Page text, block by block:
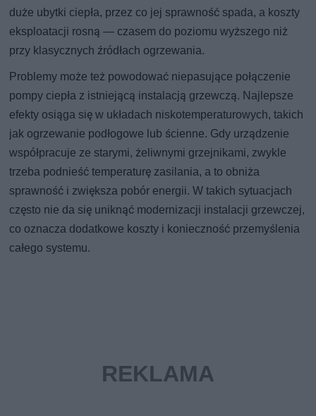
duże ubytki ciepła, przez co jej sprawność spada, a koszty
eksploatacji rosną — czasem do poziomu wyższego niż
przy klasycznych źródłach ogrzewania.
Problemy może też powodować niepasujące połączenie
pompy ciepła z istniejącą instalacją grzewczą. Najlepsze
efekty osiąga się w układach niskotemperaturowych, takich
jak ogrzewanie podłogowe lub ścienne. Gdy urządzenie
współpracuje ze starymi, żeliwnymi grzejnikami, zwykle
trzeba podnieść temperaturę zasilania, a to obniża
sprawność i zwiększa pobór energii. W takich sytuacjach
często nie da się uniknąć modernizacji instalacji grzewczej,
co oznacza dodatkowe koszty i konieczność przemyślenia
całego systemu.